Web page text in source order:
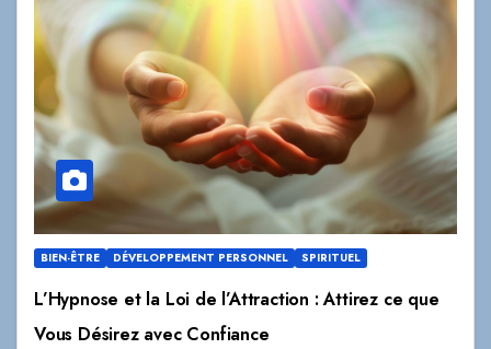
BIEN-ÊTRE DÉVELOPPEMENT PERSONNEL SPIRITUEL
L’Hypnose et la Loi de l’Attraction : Attirez ce que
Vous Désirez avec Confiance